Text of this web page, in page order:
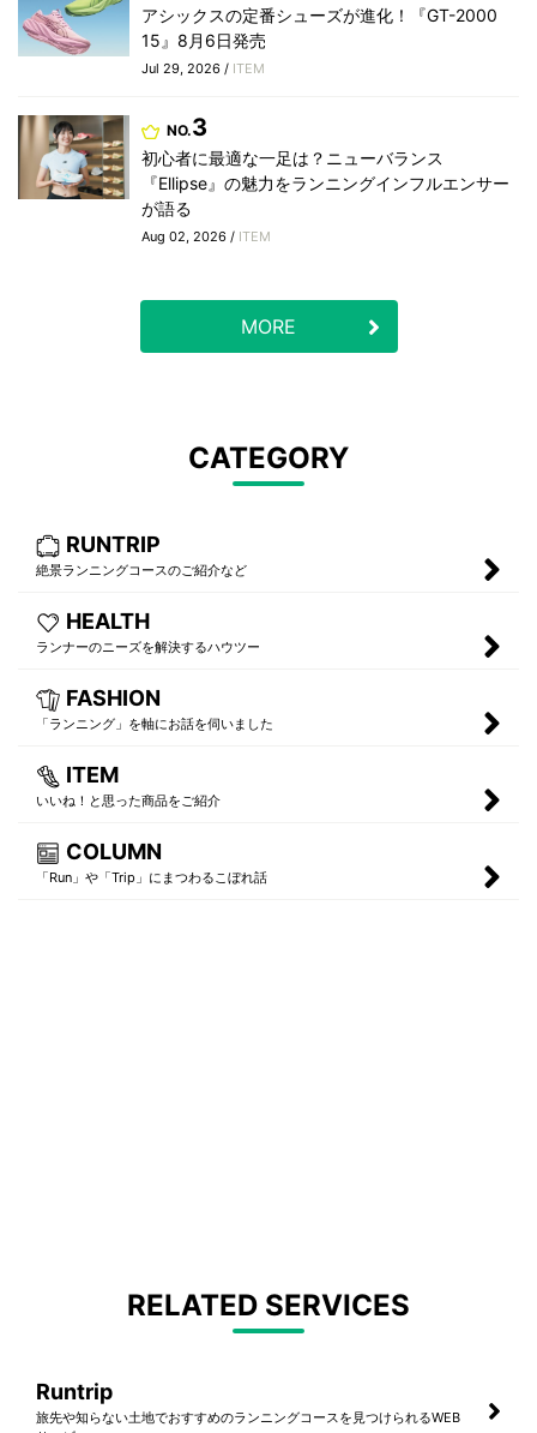
アシックスの定番シューズが進化！『GT-2000
15』8月6日発売
Jul 29, 2026 / ITEM
NO.3
初心者に最適な一足は？ニューバランス
『Ellipse』の魅力をランニングインフルエンサー
が語る
Aug 02, 2026 / ITEM
MORE
CATEGORY
RUNTRIP
絶景ランニングコースのご紹介など
HEALTH
ランナーのニーズを解決するハウツー
FASHION
「ランニング」を軸にお話を伺いました
ITEM
いいね！と思った商品をご紹介
COLUMN
「Run」や「Trip」にまつわるこぼれ話
RELATED SERVICES
Runtrip
旅先や知らない土地でおすすめのランニングコースを見つけられるWEB